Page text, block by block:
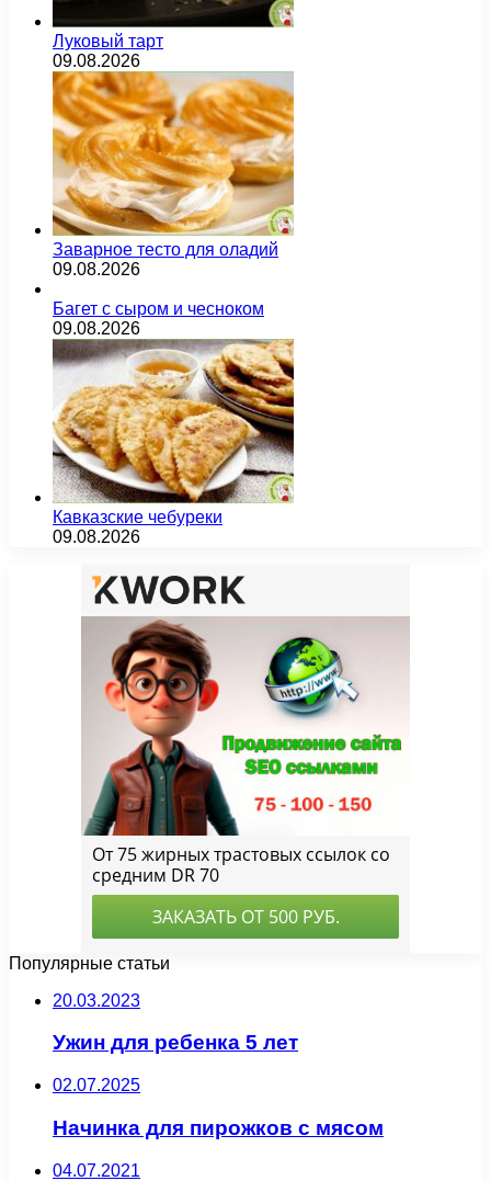
Луковый тарт
09.08.2026
Заварное тесто для оладий
09.08.2026
Багет с сыром и чесноком
09.08.2026
Кавказские чебуреки
09.08.2026
Популярные статьи
20.03.2023
Ужин для ребенка 5 лет
02.07.2025
Начинка для пирожков с мясом
04.07.2021